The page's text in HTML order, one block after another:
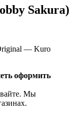
Sakura)
— Kuro
оформить
Мы